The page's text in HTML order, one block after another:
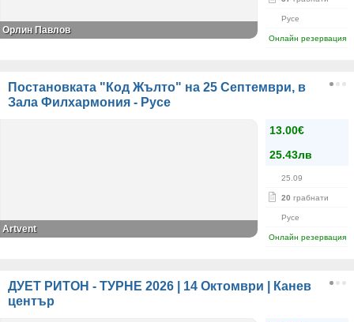
Русе
Онлайн резервация
Орлин Павлов
Постановката "Код Жълто" на 25 Септември, в
Зала Филхармония - Русе
13.00€
25.43лв
25.09
20 грабнати
Русе
Онлайн резервация
Artvent
ДУЕТ РИТОН - ТУРНЕ 2026 | 14 Октомври | Канев
център